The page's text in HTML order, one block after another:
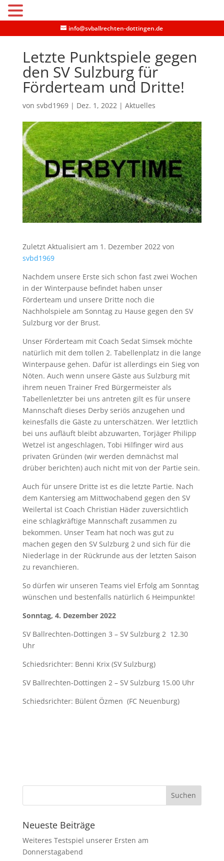
info@svballrechten-dottingen.de
Letzte Punktspiele gegen
den SV Sulzburg für
Förderteam und Dritte!
von svbd1969| Dez. 1, 2022| Aktuelles
Zuletzt Aktualisiert am 1. Dezember 2022 von
svbd1969
Nachdem unsere Erste sich schon fast zwei Wochen
in der Winterpause befindet haben unser
Förderteam und unsere Dritte noch die
Nachholspiele am Sonntag zu Hause gegen den SV
Sulzburg vor der Brust.
Unser Förderteam mit Coach Sedat Simsek möchte
natürlich mit dem tollen 2. Tabellenplatz in die lange
Winterpause gehen. Dafür ist allerdings ein Sieg von
Nöten. Auch wenn unsere Gäste aus Sulzburg mit
ihrem neuen Trainer Fred Bürgermeister als
Tabellenletzter bei uns antreten gilt es für unsere
Mannschaft dieses Derby seriös anzugehen und
keinesfalls die Gäste zu unterschätzen. Wer letztlich
bei uns aufläuft bleibt abzuwarten, Torjäger Philipp
Wetzel ist angeschlagen, Tobi Hilfinger wird aus
privaten Gründen (wir werden demnächst mal
drüber berichten) auch nicht mit von der Partie sein.
Auch für unsere Dritte ist es die letzte Partie. Nach
dem Kantersieg am Mittwochabend gegen den SV
Weilertal ist Coach Christian Häder zuversichtlich
eine schlagkräftige Mannschaft zusammen zu
bekommen. Unser Team hat noch was gut zu
machen gegen den SV Sulzburg 2 und sich für die
Niederlage in der Rückrunde aus der letzten Saison
zu revanchieren.
So dürfen wir unseren Teams viel Erfolg am Sonntag
wünschen und bestenfalls natürlich 6 Heimpunkte!
Sonntag, 4. Dezember 2022
SV Ballrechten-Dottingen 3 – SV Sulzburg 2 12.30
Uhr
Schiedsrichter: Benni Krix (SV Sulzburg)
SV Ballrechten-Dottingen 2 – SV Sulzburg 15.00 Uhr
Schiedsrichter: Bülent Özmen (FC Neuenburg)
Neueste Beiträge
Weiteres Testspiel unserer Ersten am
Donnerstagabend